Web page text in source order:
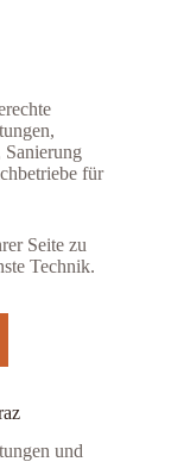
für
Seite zu
Technik.
und